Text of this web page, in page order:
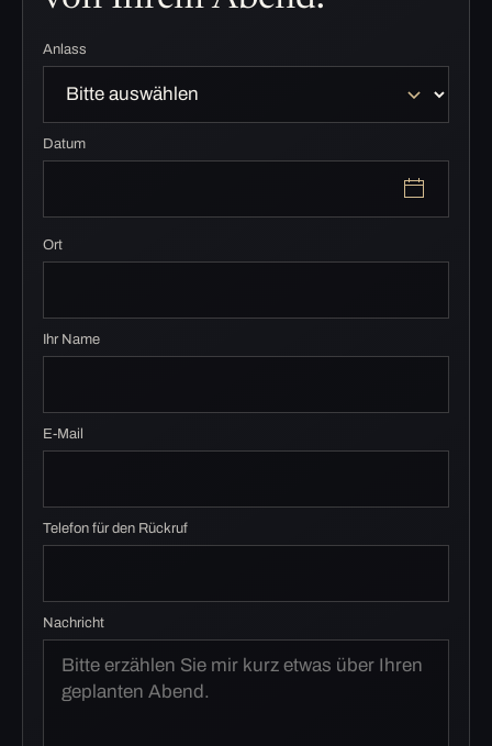
Anlass
Datum
Ort
Ihr Name
E-Mail
Telefon für den Rückruf
Nachricht